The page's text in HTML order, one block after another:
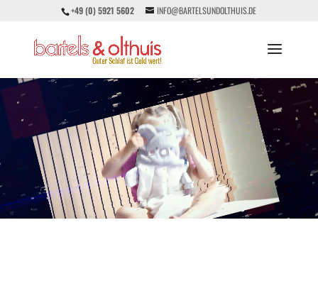
+49 (0) 5921 5602 INFO@BARTELSUNDOLTHUIS.DE
Video-
Player